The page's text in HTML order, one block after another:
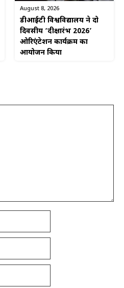
August 8, 2026
डीआईटी विश्वविद्यालय ने दो
दिवसीय ‘दीक्षारंभ 2026’
ओरिएंटेशन कार्यक्रम का
आयोजन किया